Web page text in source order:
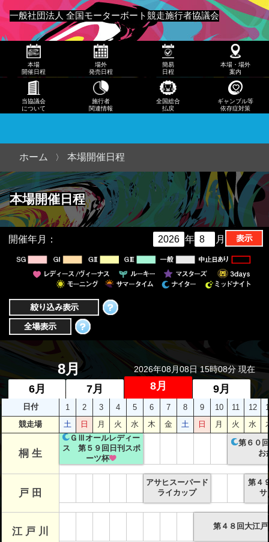
一般社団法人 全国モーターボート競走施行者協議会
メニュー
発売
日程
日程
本
場・
当協
議会
につ
いて
施行
者関
総合
払戻
ギャ
ンブ
ル等
依存
症対
策
本場
開催日程
場外
発売日程
簡易
日程
本場・場外
案内
当協議会
について
施行者
関連情報
全国総合
払戻
ギャンブル等
依存症対策
ホーム 本場開催日程
本場開催日程
開催年月： 年 月
8月
6月 7月 8月 9月
2026年08月08日 15時08分 現在
日付 1 2 3 4 5 6 7 8 9 10 11 12
競走場
土 日 月 火 水 木 金 土 日 月 火 水
桐 生
ＧⅢオールレディー
ス 第５９回日刊スポ
ーツ杯
第６０
お
戸 田
アサヒスーパード
ライカップ
第４
サ
江 戸 川 第４８回大江戸